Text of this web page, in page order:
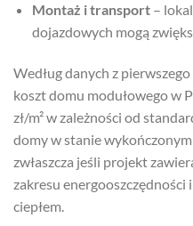
Montaż i transport–
dojazdowych mogą
Według danych z
koszt domu modułowego w
zł/m² w zależności od
domy w stanie wykończonym
zwłaszcza jeśli projekt
zakresu
ciepłem.